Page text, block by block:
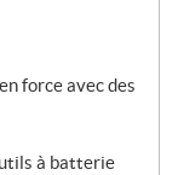
force avec des
à batterie